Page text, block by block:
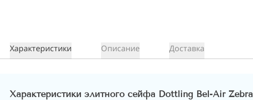
Характеристики Описание Доставка
Характеристики элитного сейфа Dottling Bel-Air Zebra